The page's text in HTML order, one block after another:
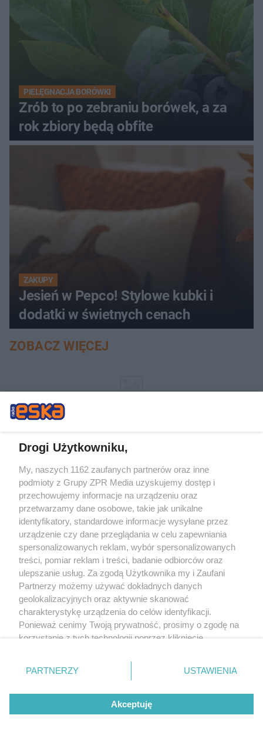
PIELĘGNACJA BORÓWKI
Zrób to po zebraniu borówek, a za
rok zbiory będą obfite
ZAKUPY
Jesień w Pepco! Stylowe kubki i
dodatki w świetnych cenach
ZOBACZ WIĘCEJ
tym także elektroniczny lub mechaniczny) na jakimkolwiek polu
eksploatacji w jakiejkolwiek formie, włącznie z umieszczaniem w Internecie
Drogi Użytkowniku,
My, naszych 1162 zaufanych partnerów oraz inne
podmioty z Grupy ZPR Media uzyskujemy dostęp i
przechowujemy informacje na urządzeniu oraz
przetwarzamy dane osobowe, takie jak unikalne
identyfikatory, standardowe informacje wysyłane przez
urządzenie czy dane przeglądania w celu zapewniania
spersonalizowanych reklam, wybór spersonalizowanych
treści, pomiar reklam i treści, badanie odbiorców oraz
ulepszanie usług. Za zgodą Użytkownika my i Zaufani
Partnerzy możemy używać dokładnych danych
geolokalizacyjnych oraz aktywnie skanować
charakterystykę urządzenia do celów identyfikacji.
Ponieważ cenimy Twoją prywatność, prosimy o zgodę na
korzystanie z tych technologii poprzez kliknięcie
zmienić/wycofać klikając przycisk ustawień prywatności
znajdujący się w lewym dolnym rogu strony
rodzaje przetwarzania danych nie wymagają zgody
użytkownika, ale masz prawo sprzeciwić się takiemu
przetwarzaniu. Preferencje będą miały zastosowanie tylko
PARTNERZY USTAWIENIA
Akceptuję